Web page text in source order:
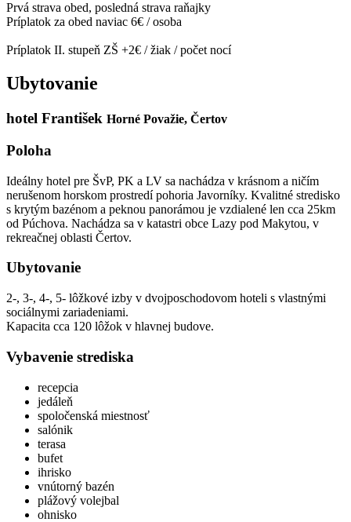
Prvá strava obed, posledná strava raňajky
Príplatok za obed naviac 6€ / osoba
Príplatok II. stupeň ZŠ +2€ / žiak / počet nocí
Ubytovanie
hotel František Horné Považie, Čertov
Poloha
Ideálny hotel pre ŠvP, PK a LV sa nachádza v krásnom a ničím
nerušenom horskom prostredí pohoria Javorníky. Kvalitné stredisko
s krytým bazénom a peknou panorámou je vzdialené len cca 25km
od Púchova. Nachádza sa v katastri obce Lazy pod Makytou, v
rekreačnej oblasti Čertov.
Ubytovanie
2-, 3-, 4-, 5- lôžkové izby v dvojposchodovom hoteli s vlastnými
sociálnymi zariadeniami.
Kapacita cca 120 lôžok v hlavnej budove.
Vybavenie strediska
recepcia
jedáleň
spoločenská miestnosť
salónik
terasa
bufet
ihrisko
vnútorný bazén
plážový volejbal
ohnisko